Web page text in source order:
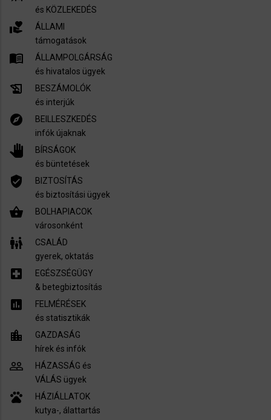
és KÖZLEKEDÉS
volunteer_activism
ÁLLAMI
támogatások
menu_book
ÁLLAMPOLGÁRSÁG
és hivatalos ügyek
history_edu
BESZÁMOLÓK
és interjúk
explore
BEILLESZKEDÉS
infók újaknak
pan_tool
BÍRSÁGOK
és büntetések
verified_user
BIZTOSÍTÁS
és biztosítási ügyek
shopping_basket
BOLHAPIACOK
városonként
family_restroom
CSALÁD
gyerek, oktatás
local_hospital
EGÉSZSÉGÜGY
​& betegbiztosítás
assessment
FELMÉRÉSEK
és statisztikák
location_city
GAZDASÁG
hírek és infók
people_outline
HÁZASSÁG és
VÁLÁS ügyek
pets
HÁZIÁLLATOK
kutya-, álattartás